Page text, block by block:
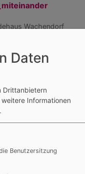
Wachendorf
Wachendorf
Wachendorf
Daten
Drittanbietern
weitere Informationen
Benutzersitzung